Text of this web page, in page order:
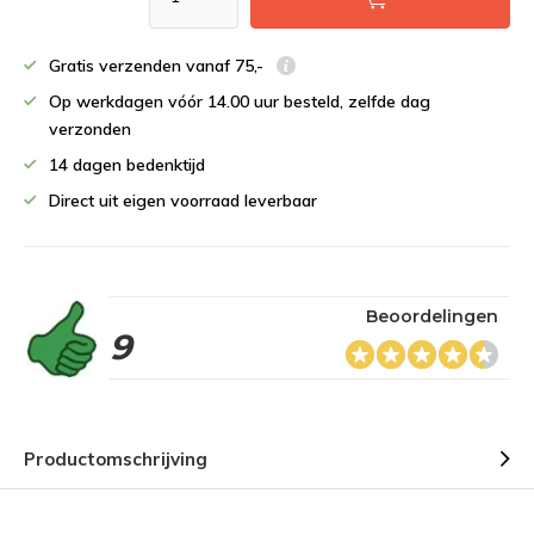
Gratis verzenden vanaf 75,-
Op werkdagen vóór 14.00 uur besteld, zelfde dag
verzonden
14 dagen bedenktijd
Direct uit eigen voorraad leverbaar
9
Beoordelingen
Productomschrijving